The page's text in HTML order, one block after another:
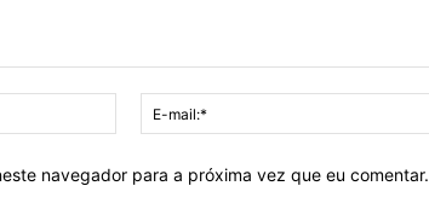
Nome:*
navegador para a próxima vez que eu comentar.